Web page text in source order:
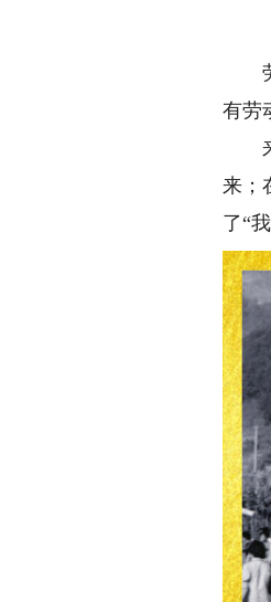
劳
有劳
来
来；
了“